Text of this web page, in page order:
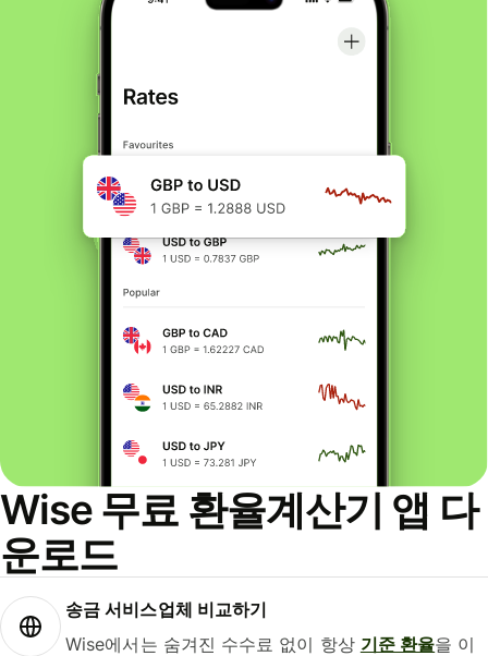
Wise 무료 환율계산기 앱 다
운로드
송금 서비스업체 비교하기
Wise에서는 숨겨진 수수료 없이 항상 기준 환율을 이